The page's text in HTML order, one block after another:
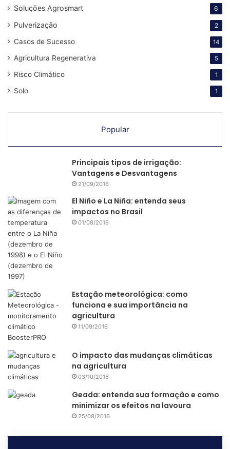
“Então, quandoeu tomo decisão muito mais rápida
evito prejuízo e aumenta minha velocidade.
hoje.”
estação meteorológica irrigação
manejo de irrigação
Soluções Agrosmart 6
Pulverização 2
Casos de Sucesso 14
Agricultura Regenerativa 5
Risco Climático 1
Solo 1
Popular
Principais tipos de irrigação:
Vantagens e Desvantagens
21/09/2016
El Niño e La Niña: entenda seus
impactos no Brasil
01/08/2016
Estação meteorológica: como
funciona e sua importância na
agricultura
11/09/2016
O impacto das mudanças climáticas
na agricultura
03/10/2016
Geada: entenda sua formação e como
minimizar os efeitos na lavoura
25/08/2016